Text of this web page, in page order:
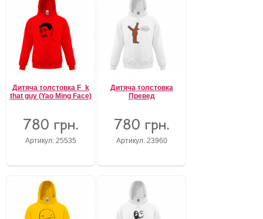
Дитяча толстовка F_k
that guy (Yao Ming Face)
780 грн.
Артикул: 25535
Дитяча толстовка
Превед
780 грн.
Артикул: 23960